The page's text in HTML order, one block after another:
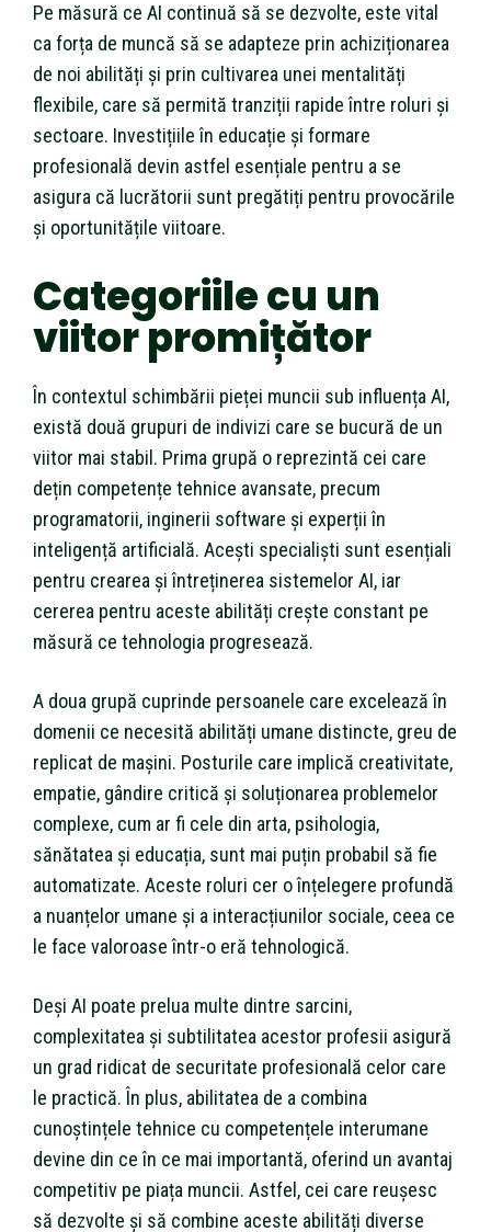
Pe măsură ce AI continuă să se dezvolte, este vital
ca forța de muncă să se adapteze prin achiziționarea
de noi abilități și prin cultivarea unei mentalități
flexibile, care să permită tranziții rapide între roluri și
sectoare. Investițiile în educație și formare
profesională devin astfel esențiale pentru a se
asigura că lucrătorii sunt pregătiți pentru provocările
și oportunitățile viitoare.
Categoriile cu un
viitor promițător
În contextul schimbării pieței muncii sub influența AI,
există două grupuri de indivizi care se bucură de un
viitor mai stabil. Prima grupă o reprezintă cei care
dețin competențe tehnice avansate, precum
programatorii, inginerii software și experții în
inteligență artificială. Acești specialiști sunt esențiali
pentru crearea și întreținerea sistemelor AI, iar
cererea pentru aceste abilități crește constant pe
măsură ce tehnologia progresează.
A doua grupă cuprinde persoanele care excelează în
domenii ce necesită abilități umane distincte, greu de
replicat de mașini. Posturile care implică creativitate,
empatie, gândire critică și soluționarea problemelor
complexe, cum ar fi cele din arta, psihologia,
sănătatea și educația, sunt mai puțin probabil să fie
automatizate. Aceste roluri cer o înțelegere profundă
a nuanțelor umane și a interacțiunilor sociale, ceea ce
le face valoroase într-o eră tehnologică.
Deși AI poate prelua multe dintre sarcini,
complexitatea și subtilitatea acestor profesii asigură
un grad ridicat de securitate profesională celor care
le practică. În plus, abilitatea de a combina
cunoștințele tehnice cu competențele interumane
devine din ce în ce mai importantă, oferind un avantaj
competitiv pe piața muncii. Astfel, cei care reușesc
să dezvolte și să combine aceste abilități diverse